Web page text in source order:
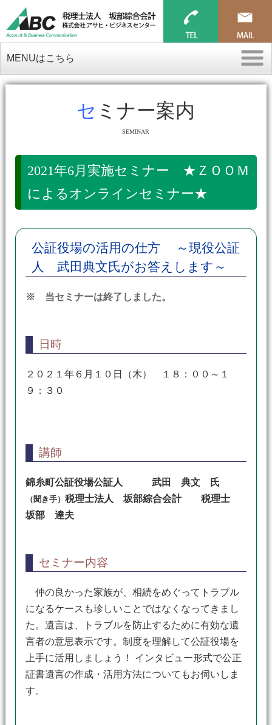
MENUはこちら
セミナー案内
SEMINAR
2021年6月実施セミナー ★ＺＯＯＭ
によるオンラインセミナー★
公証役場の活用の仕方 ～現役公証
人 武田典文氏がお答えします～
※ 当セミナーは終了しました。
日時
２０２１年６月１０日（木） １８：００～１
９：３０
講師
錦糸町公証役場公証人 武田 典文 氏
（聞き手） 税理士法人 坂部綜合会計 税理士
坂部 達夫
セミナー内容
仲の良かった家族が、相続をめぐってトラブル
になるケースも珍しいことではなくなってきまし
た。遺言は、トラブルを防止するために有効な遺
言者の意思表示です。制度を理解して公証役場を
上手に活用しましょう！ インタビュー形式で公正
証書遺言の作成・活用方法についてもお伺いしま
す。